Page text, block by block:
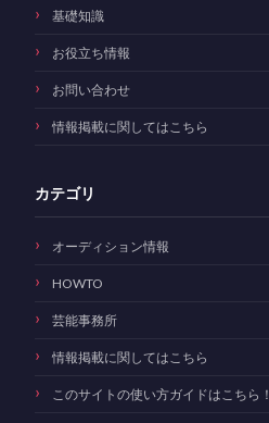
基礎知識
お役立ち情報
お問い合わせ
情報掲載に関してはこちら
カテゴリ
オーディション情報
HOWTO
芸能事務所
情報掲載に関してはこちら
このサイトの使い方ガイドはこちら！